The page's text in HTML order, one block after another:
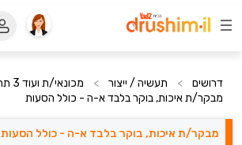
דרושים > תעשיה / ייצור > מכונאי/ת ועוד 3 תחומים
מבקר/ת איכות, בוקר בלבד א-ה - כולל הסעות
מבקר/ת איכות, בוקר בלבד א-ה - כולל הסעות